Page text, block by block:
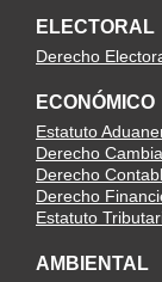
ELECTORAL
Derecho
ECONÓMICO
Estatuto
Derecho
Derecho
Derecho
Estatuto
AMBIENTAL